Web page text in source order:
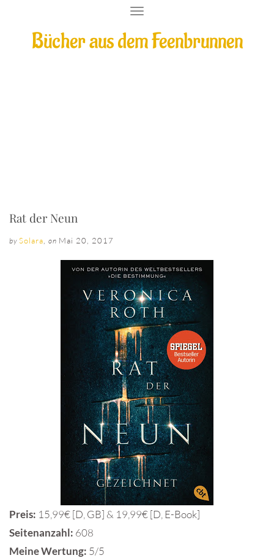
Bücher aus dem Feenbrunnen
T
G
Rat der Neun
by Solara on Mai 20, 2017
Preis: 15,99€ [D, GB] & 19,99€ [D, E-Book]
Seitenanzahl: 608
Meine Wertung: 5/5